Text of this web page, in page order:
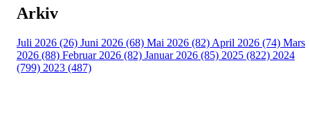
Arkiv
Juli 2026 (26) Juni 2026 (68) Mai 2026 (82) April 2026 (74) Mars
2026 (88) Februar 2026 (82) Januar 2026 (85) 2025 (822) 2024
(799) 2023 (487)